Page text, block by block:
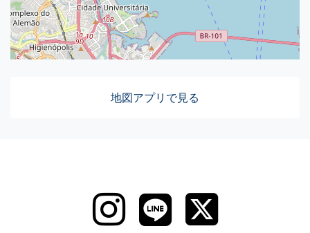
地図アプリで見る